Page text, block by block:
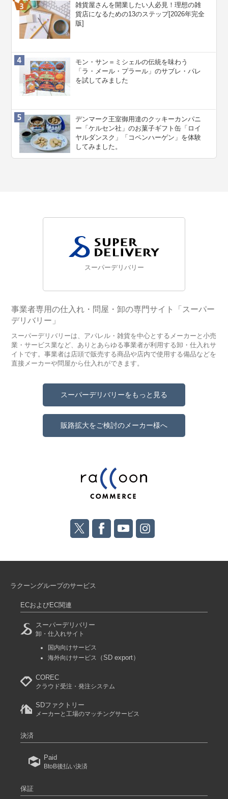
雑貨屋さんを開業したい人必見！理想の雑
貨店になるための13のステップ[2026年完全
版]
モン・サン＝ミシェルの伝統を味わう
「ラ・メール・プラール」のサブレ・パレ
を試してみました
デンマーク王室御用達のクッキーカンパニ
ー「ケルセン社」のお菓子ギフト缶「ロイ
ヤルダンスク」「コペンハーゲン」を体験
してみました。
スーパーデリバリー
事業者専用の仕入れ・問屋・卸の専門サイト「スーパー
デリバリー」
スーパーデリバリーは、アパレル・雑貨を中心とするメーカーと小売
業・サービス業など、ありとあらゆる事業者が利用する卸・仕入れサ
イトです。事業者は店頭で販売する商品や店内で使用する備品などを
直接メーカーや問屋から仕入れができます。
スーパーデリバリーをもっと見る
販路拡大をご検討のメーカー様へ
ラクーングループのサービス
ECおよびEC関連
スーパーデリバリー
卸・仕入れサイト
国内向けサービス
海外向けサービス
（SD export）
COREC
クラウド受注・発注システム
SDファクトリー
メーカーと工場のマッチングサービス
決済
Paid
BtoB後払い決済
保証